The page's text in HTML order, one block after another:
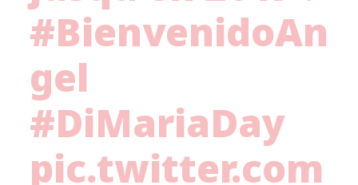
#BienvenidoAn
gel
#DiMariaDay
pic.twitter.com